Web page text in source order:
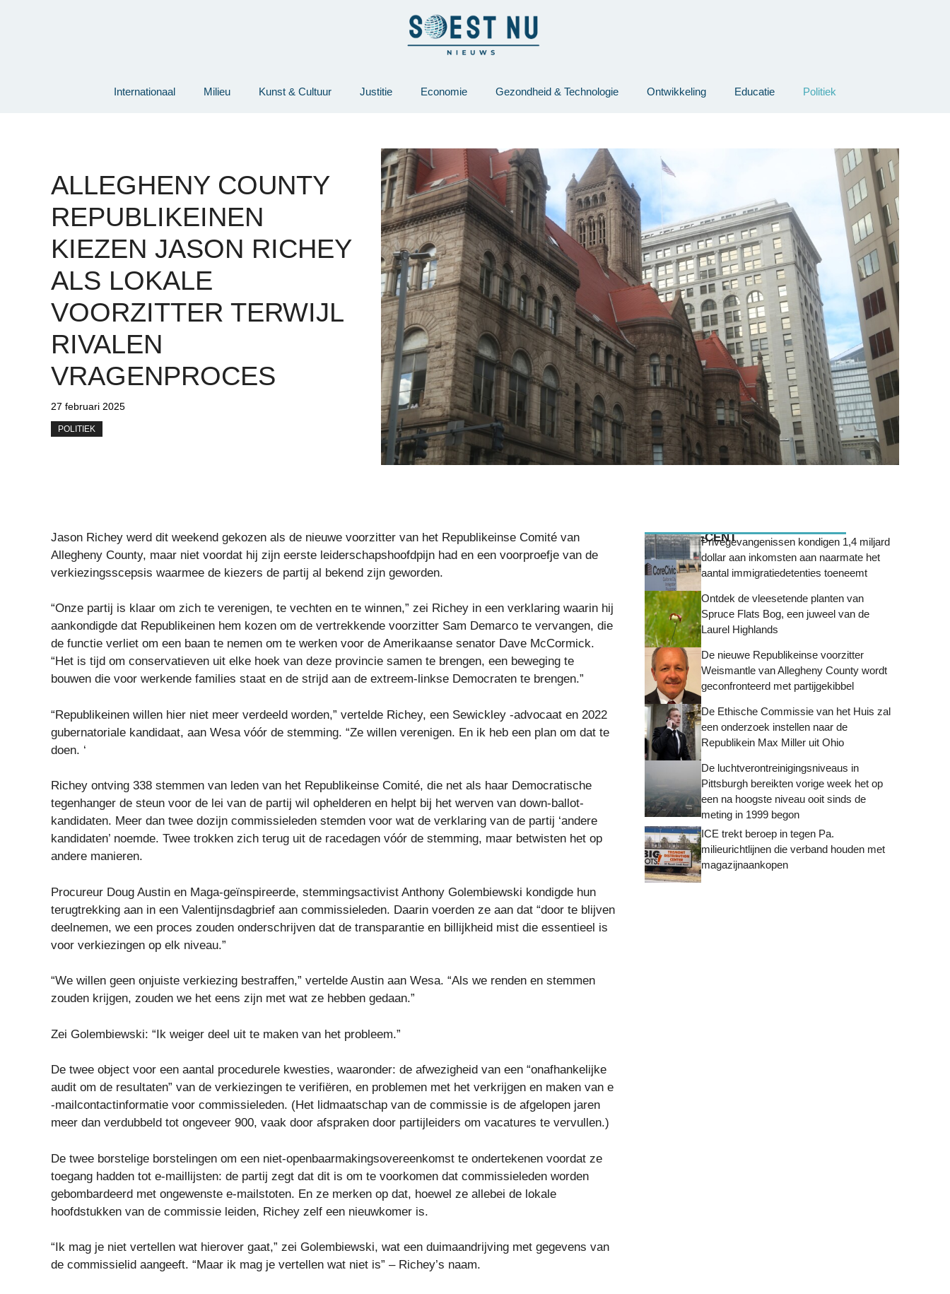
Internationaal Milieu Kunst & Cultuur Justitie Economie Gezondheid & Technologie Ontwikkeling Educatie Politiek
ALLEGHENY COUNTY
REPUBLIKEINEN
KIEZEN JASON RICHEY
ALS LOKALE
VOORZITTER TERWIJL
RIVALEN
VRAGENPROCES
27 februari 2025
POLITIEK
Jason Richey werd dit weekend gekozen als de nieuwe voorzitter van het Republikeinse Comité van
Allegheny County, maar niet voordat hij zijn eerste leiderschapshoofdpijn had en een voorproefje van de
verkiezingsscepsis waarmee de kiezers de partij al bekend zijn geworden.
“Onze partij is klaar om zich te verenigen, te vechten en te winnen,” zei Richey in een verklaring waarin hij
aankondigde dat Republikeinen hem kozen om de vertrekkende voorzitter Sam Demarco te vervangen, die
de functie verliet om een ​​baan te nemen om te werken voor de Amerikaanse senator Dave McCormick.
“Het is tijd om conservatieven uit elke hoek van deze provincie samen te brengen, een beweging te
bouwen die voor werkende families staat en de strijd aan de extreem-linkse Democraten te brengen.”
“Republikeinen willen hier niet meer verdeeld worden,” vertelde Richey, een Sewickley -advocaat en 2022
gubernatoriale kandidaat, aan Wesa vóór de stemming. “Ze willen verenigen. En ik heb een plan om dat te
doen. ‘
Richey ontving 338 stemmen van leden van het Republikeinse Comité, die net als haar Democratische
tegenhanger de steun voor de lei van de partij wil ophelderen en helpt bij het werven van down-ballot-
kandidaten. Meer dan twee dozijn commissieleden stemden voor wat de verklaring van de partij ‘andere
kandidaten’ noemde. Twee trokken zich terug uit de racedagen vóór de stemming, maar betwisten het op
andere manieren.
Procureur Doug Austin en Maga-geïnspireerde, stemmingsactivist Anthony Golembiewski kondigde hun
terugtrekking aan in een Valentijnsdagbrief aan commissieleden. Daarin voerden ze aan dat “door te blijven
deelnemen, we een proces zouden onderschrijven dat de transparantie en billijkheid mist die essentieel is
voor verkiezingen op elk niveau.”
“We willen geen onjuiste verkiezing bestraffen,” vertelde Austin aan Wesa. “Als we renden en stemmen
zouden krijgen, zouden we het eens zijn met wat ze hebben gedaan.”
Zei Golembiewski: “Ik weiger deel uit te maken van het probleem.”
De twee object voor een aantal procedurele kwesties, waaronder: de afwezigheid van een “onafhankelijke
audit om de resultaten” van de verkiezingen te verifiëren, en problemen met het verkrijgen en maken van e
-mailcontactinformatie voor commissieleden. (Het lidmaatschap van de commissie is de afgelopen jaren
meer dan verdubbeld tot ongeveer 900, vaak door afspraken door partijleiders om vacatures te vervullen.)
De twee borstelige borstelingen om een ​​niet-openbaarmakingsovereenkomst te ondertekenen voordat ze
toegang hadden tot e-maillijsten: de partij zegt dat dit is om te voorkomen dat commissieleden worden
gebombardeerd met ongewenste e-mailstoten. En ze merken op dat, hoewel ze allebei de lokale
hoofdstukken van de commissie leiden, Richey zelf een nieuwkomer is.
“Ik mag je niet vertellen wat hierover gaat,” zei Golembiewski, wat een duimaandrijving met gegevens van
de commissielid aangeeft. “Maar ik mag je vertellen wat niet is” – Richey’s naam.
MEEST RECENTPrivégevangenissen kondigen 1,4 miljard
dollar aan inkomsten aan naarmate het
aantal immigratiedetenties toeneemt
Ontdek de vleesetende planten van
Spruce Flats Bog, een juweel van de
Laurel Highlands
De nieuwe Republikeinse voorzitter
Weismantle van Allegheny County wordt
geconfronteerd met partijgekibbel
De Ethische Commissie van het Huis zal
een onderzoek instellen naar de
Republikein Max Miller uit Ohio
De luchtverontreinigingsniveaus in
Pittsburgh bereikten vorige week het op
een na hoogste niveau ooit sinds de
meting in 1999 begon
ICE trekt beroep in tegen Pa.
milieurichtlijnen die verband houden met
magazijnaankopen